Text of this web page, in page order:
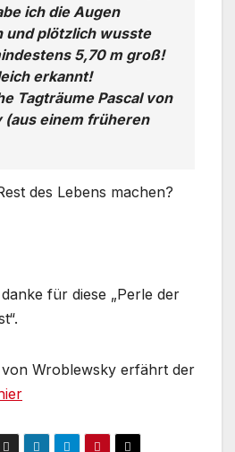
ich die Augen
und plötzlich wusste
5,70 m groß!
erkannt!
Tagträume Pascal von
(aus einem früheren
des Lebens machen?
für diese „Perle der
Wroblewsky erfährt der